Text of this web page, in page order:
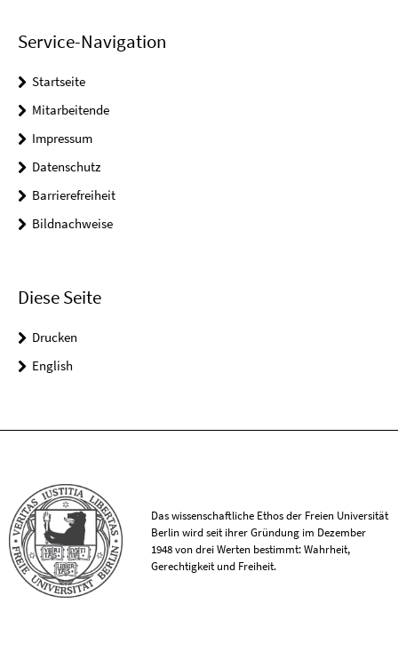
Service-Navigation
Startseite
Mitarbeitende
Impressum
Datenschutz
Barrierefreiheit
Bildnachweise
Diese Seite
Drucken
English
Das wissenschaftliche Ethos der Freien Universität
Berlin wird seit ihrer Gründung im Dezember
1948 von drei Werten bestimmt: Wahrheit,
Gerechtigkeit und Freiheit.